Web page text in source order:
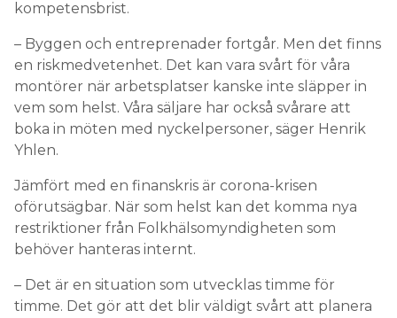
kompetensbrist.
– Byggen och entreprenader fortgår. Men det finns
en riskmedvetenhet. Det kan vara svårt för våra
montörer när arbetsplatser kanske inte släpper in
vem som helst. Våra säljare har också svårare att
boka in möten med nyckelpersoner, säger Henrik
Yhlen.
Jämfört med en finanskris är corona-krisen
oförutsägbar. När som helst kan det komma nya
restriktioner från Folkhälsomyndigheten som
behöver hanteras internt.
– Det är en situation som utvecklas timme för
timme. Det gör att det blir väldigt svårt att planera